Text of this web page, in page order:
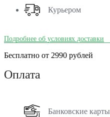
Курьером
Подробнее об условиях доставки
Бесплатно от 2990 рублей
Оплата
Банковские карты